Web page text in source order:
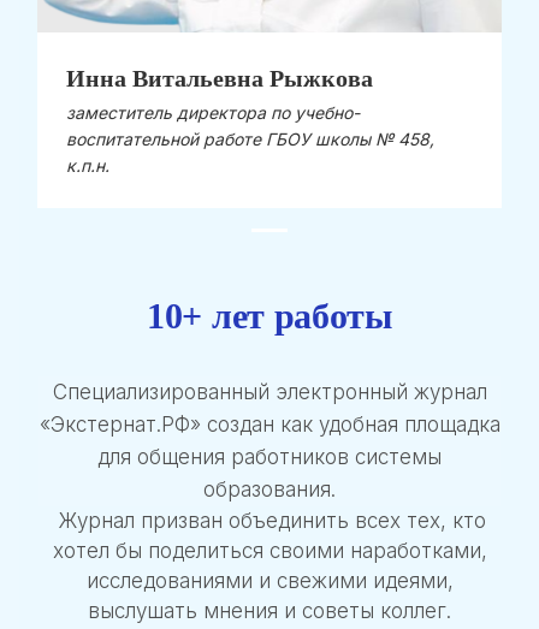
Инна Витальевна Рыжкова
заместитель директора по учебно-
воспитательной работе ГБОУ школы № 458,
к.п.н.
10+ лет работы
Специализированный электронный журнал
«Экстернат.РФ» создан как удобная площадка
для общения работников системы
образования.
Журнал призван объединить всех тех, кто
хотел бы поделиться своими наработками,
исследованиями и свежими идеями,
выслушать мнения и советы коллег.